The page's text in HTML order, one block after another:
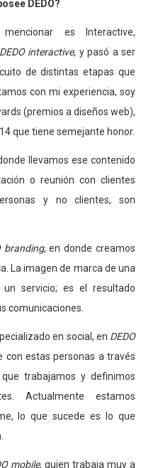
DEDO?
es Interactive,
DEDO interactive, y pasó a ser
de distintas etapas que
con mi experiencia, soy
(premios a diseños web),
que tiene semejante honor.
llevamos ese contenido
o reunión con clientes
y no clientes, son
branding, en donde creamos
La imagen de marca de una
servicio; es el resultado
comunicaciones.
en social, en DEDO
con estas personas a través
trabajamos y definimos
Actualmente estamos
lo que sucede es lo que
mobile, quien trabaja muy a